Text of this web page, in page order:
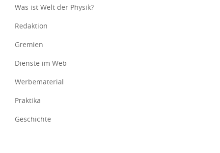
Was ist Welt der Physik?
Redaktion
Gremien
Dienste im Web
Werbematerial
Praktika
Geschichte